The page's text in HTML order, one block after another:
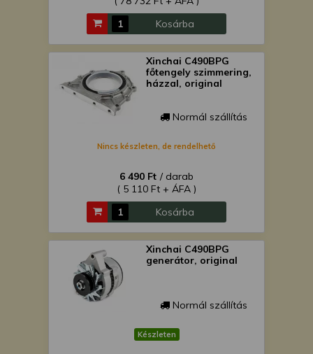
Kosárba
Xinchai C490BPG
főtengely szimmering,
házzal, original
Normál szállítás
Nincs készleten, de rendelhető
6 490 Ft / darab
( 5 110 Ft + ÁFA )
Kosárba
Xinchai C490BPG
generátor, original
Normál szállítás
Készleten